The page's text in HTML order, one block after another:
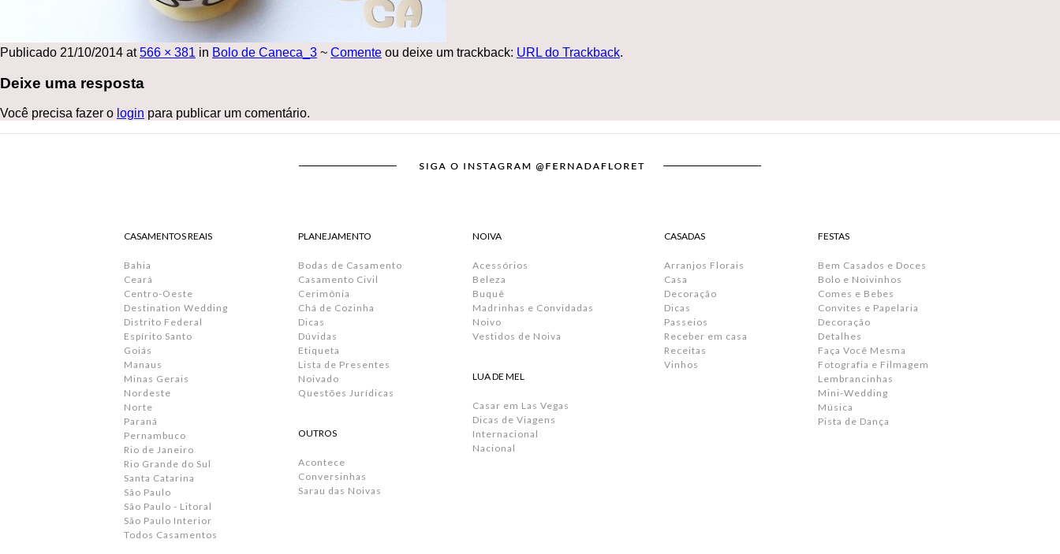
Publicado 21/10/2014 at566 × 381 in Bolo de Caneca_3 ~ Comente ou deixe um trackback: URL do Trackback.
Deixe uma resposta
Você precisa fazer o login para publicar um comentário.
CASAMENTOS REAIS
Bahia
Ceará
Centro-Oeste
Destination Wedding
Distrito Federal
Espírito Santo
Goiás
Manaus
Minas Gerais
Nordeste
Norte
Paraná
Pernambuco
Rio de Janeiro
Rio Grande do Sul
Santa Catarina
São Paulo
São Paulo - Litoral
São Paulo Interior
Todos Casamentos
PLANEJAMENTO
Bodas de Casamento
Casamento Civil
Cerimônia
Chá de Cozinha
Dicas
Dúvidas
Etiqueta
Lista de Presentes
Noivado
Questões Jurídicas
OUTROS
Acontece
Conversinhas
Sarau das Noivas
NOIVA
Acessórios
Beleza
Buquê
Madrinhas e Convidadas
Noivo
Vestidos de Noiva
LUA DE MEL
Casar em Las Vegas
Dicas de Viagens
Internacional
Nacional
CASADAS
Arranjos Florais
Casa
Decoração
Dicas
Passeios
Receber em casa
Receitas
Vinhos
FESTAS
Bem Casados e Doces
Bolo e Noivinhos
Comes e Bebes
Convites e Papelaria
Decoração
Detalhes
Faça Você Mesma
Fotografia e Filmagem
Lembrancinhas
Mini-Wedding
Música
Pista de Dança